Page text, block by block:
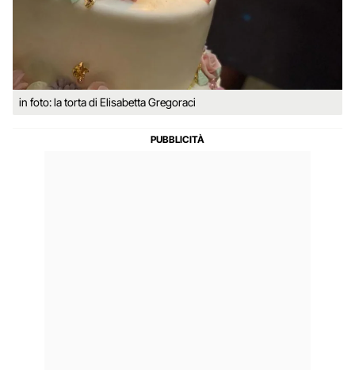
in foto: la torta di Elisabetta Gregoraci